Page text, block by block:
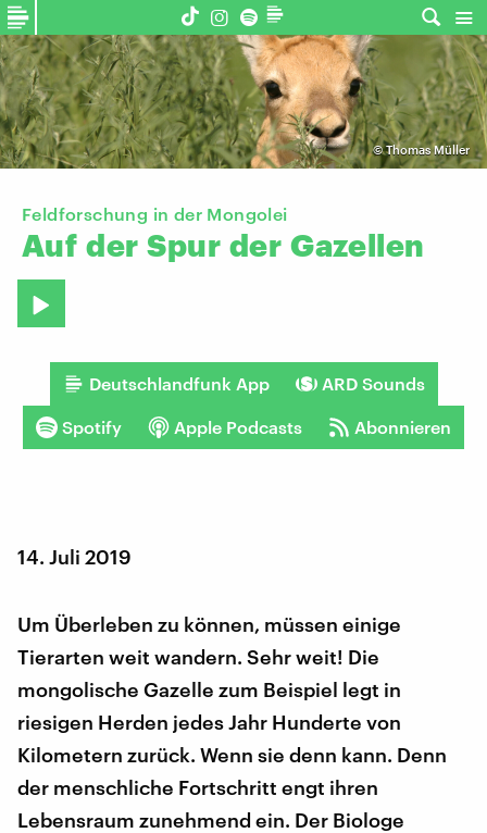
©Thomas Müller
Feldforschung in der Mongolei
Auf der Spur der Gazellen
Deutschlandfunk App ARD Sounds
Spotify Apple Podcasts Abonnieren
14. Juli 2019
Um Überleben zu können, müssen einige
Tierarten weit wandern. Sehr weit! Die
mongolische Gazelle zum Beispiel legt in
riesigen Herden jedes Jahr Hunderte von
Kilometern zurück. Wenn sie denn kann. Denn
der menschliche Fortschritt engt ihren
Lebensraum zunehmend ein. Der Biologe